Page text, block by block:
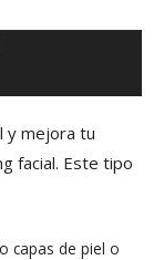
y mejora tu
facial. Este tipo
capas de piel o